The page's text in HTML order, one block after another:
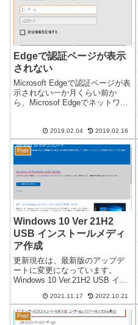
Edgeで認証ページが表示
されない
Microsoft Edgeで認証ページが表
示されない一か月くらい前か
ら、Microsof Edgeでネットワー
ている。上記入力画面さえ出な
い。これは、InternetExproler...
2019.02.04 2019.02.16
Post
Windows 10 Ver 21H2
USB インストールメディ
ア作成
更新現在は、最新版のアップデ
ートに変更になっています。
Windows 10 Ver.21H2 USB イン
2021/11/17Windows 10 Ver 21H2
のアップデートが可能になりま
した。通常のアッ...
2021.11.17 2022.10.21
Post